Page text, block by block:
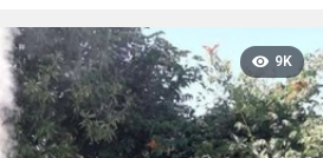
9K